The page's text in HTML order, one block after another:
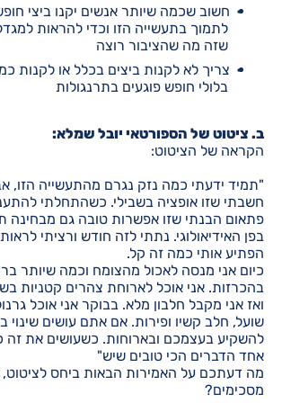
חשוב שכמה שיותר אנשים יקנו ביצי
לתמוך בתעשייה הזו וכדי להראות
שזה מה שהציבור רוצה
צריך לא לקנות ביצים בכלל או לקנות
בלולי חופש פוגעים בתרנגולות
ב. ציטוט של הספורטאי יובל שמלא:
הקראה של הציטוט:
"תמיד ידעתי כמה נזק נגרם מהתעשייה הזו,
חשבתי שזו אופציה בשבילי. כשהתחלתי
פתאום הבנתי שזו אפשרות טובה גם מבחינה
בפן האידיאולוגי. נתתי לזה חודש ורציתי
הפתיע אותי כמה זה קל.
כיום אני מנסה לאכול מהצומח וכמה שיותר
בהכרזות. אני אוכל לארוחת צהרים קטניות
ואז אני מקבל חלבון מלא. בבוקר אני אוכל
שועל, חלב קשיו ופירות. אם אתם עושים שינוי
להשקיע בעצמכם ובארוחות. כשעושים את זה
אחד הדברים הכי טובים שיש"
מה דעתכם על האמירות הבאות ביחס
מסכימים?